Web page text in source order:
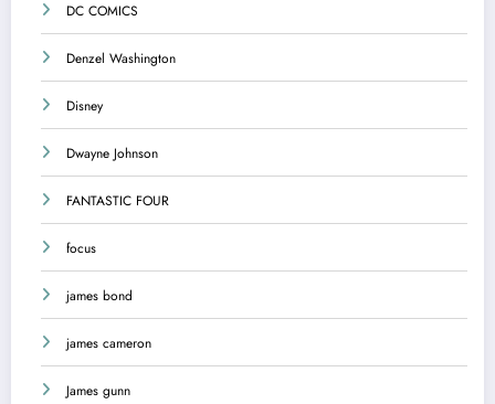
DC COMICS
Denzel Washington
Disney
Dwayne Johnson
FANTASTIC FOUR
focus
james bond
james cameron
James gunn